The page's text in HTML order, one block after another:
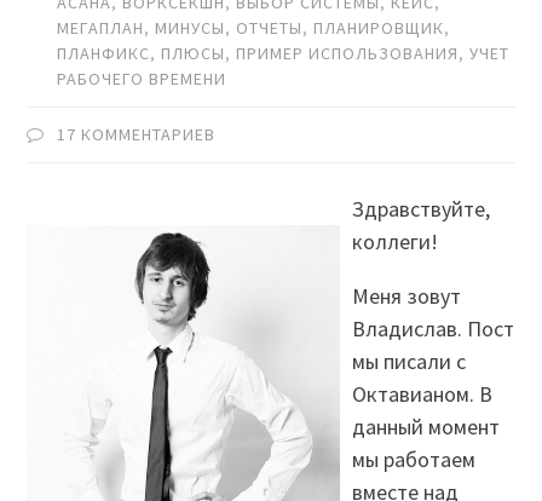
МЕГАПЛАН, МИНУСЫ, ОТЧЕТЫ, ПЛАНИРОВЩИК,
ПЛАНФИКС, ПЛЮСЫ, ПРИМЕР ИСПОЛЬЗОВАНИЯ,УЧЕТ
РАБОЧЕГО ВРЕМЕНИ
17 КОММЕНТАРИЕВ
Здравствуйте,
коллеги!
Меня зовут
Владислав. Пост
мы писали с
Октавианом. В
данный момент
мы работаем
вместе над